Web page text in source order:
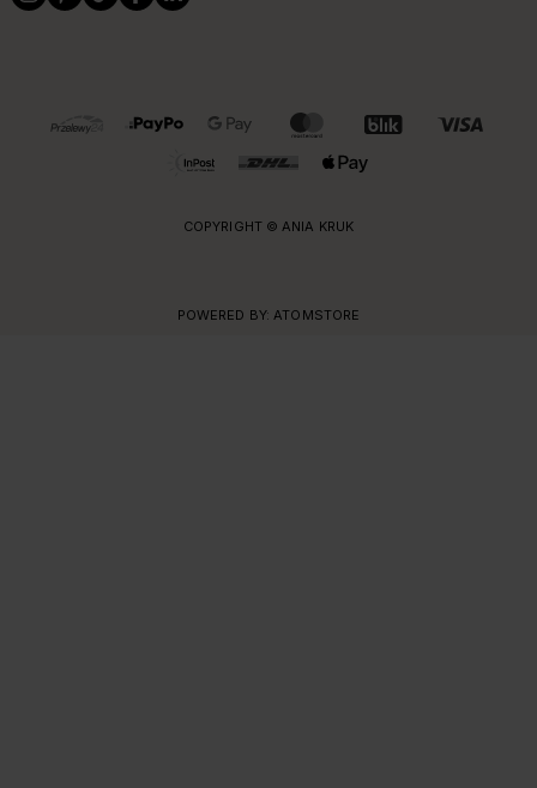
OBSŁUGIWANE FORMY PŁATNOŚCI I DOSTAWY
COPYRIGHT © ANIA KRUK
POWERED BY: ATOMSTORE